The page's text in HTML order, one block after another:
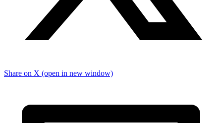
Share on X (open in new window)